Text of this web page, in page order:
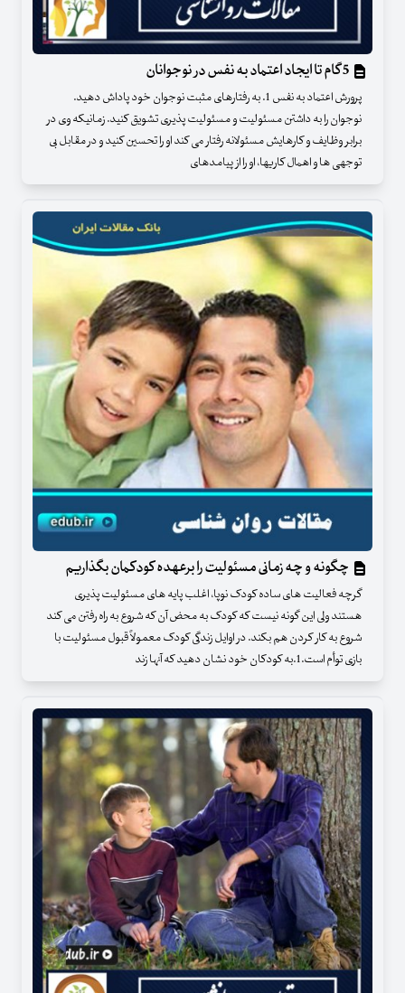
پرورش اعتماد به نفس 1. به رفتارهای مثبت نوجوان خود پاداش دهید.
نوجوان را به داشتن مسئولیت و مسئولیت پذیری تشویق کنید. زمانیکه وی در
برابر وظایف و کارهایش مسئولانه رفتار می کند او را تحسین کنید و در مقابل بی
توجهی ها و اهمال کاریها، او را از پیامدهای
چگونه و چه زمانی مسئولیت را برعهده کودکمان بگذاریم
گرچه فعالیت های ساده کودک نوپا، اغلب پایه های مسئولیت پذیری
هستند ولی این گونه نیست که کودک به محض آن که شروع به راه رفتن می کند
شروع به کار کردن هم بکند. در اوایل زندگی کودک معمولاً قبول مسئولیت با
بازی توأم است.1.به کودکان خود نشان دهید که آنها زند